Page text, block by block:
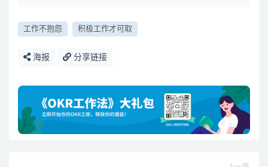
工作不抱怨 积极工作才可取
海报 分享链接